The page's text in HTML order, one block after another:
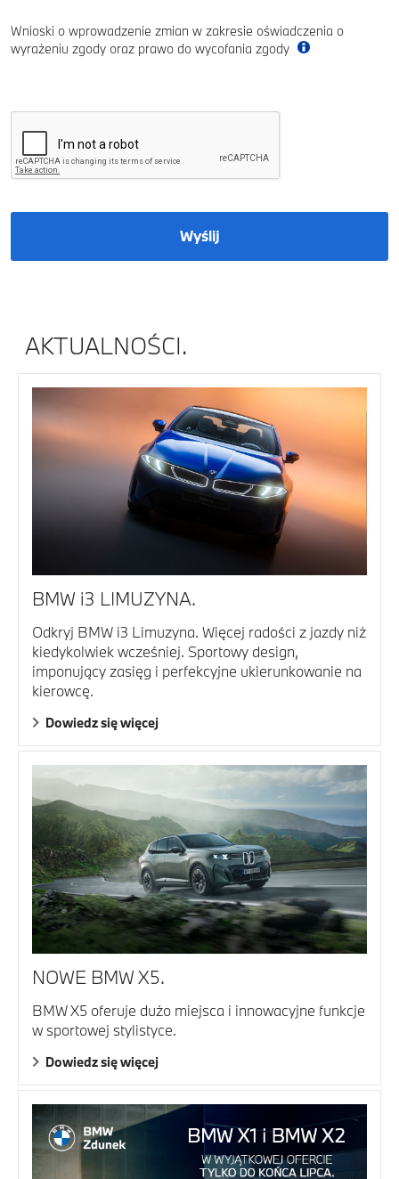
Wnioski o wprowadzenie zmian w zakresie oświadczenia o
wyrażeniu zgody oraz prawo do wycofania zgody
Wyślij
AKTUALNOŚCI.
BMW i3 LIMUZYNA.
Odkryj BMW i3 Limuzyna. Więcej radości z jazdy niż
kiedykolwiek wcześniej. Sportowy design,
imponujący zasięg i perfekcyjne ukierunkowanie na
kierowcę.
Dowiedz się więcej
NOWE BMW X5.
BMW X5 oferuje dużo miejsca i innowacyjne funkcje
w sportowej stylistyce.
Dowiedz się więcej